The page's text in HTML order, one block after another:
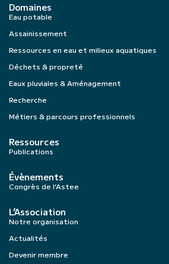
Domaines
Eau potable
Assainissement
Ressources en eau et milieux aquatiques
Déchets & propreté
Eaux pluviales & Aménagement
Recherche
Métiers & parcours professionnels
Ressources
Publications
Évènements
Congrès de l’Astee
L’Association
Notre organisation
Actualités
Devenir membre